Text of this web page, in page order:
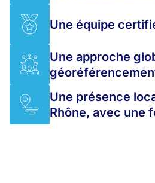
Une équipe
Une approche
Une présence
Rhône, avec une